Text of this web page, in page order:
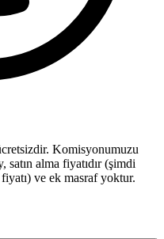
Komisyonumuzu
satın alma fiyatıdır (şimdi
ve ek masraf yoktur.